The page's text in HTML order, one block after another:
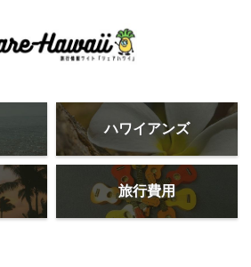
ハワイアンズ
旅行費用